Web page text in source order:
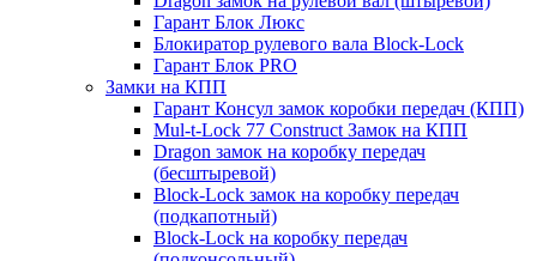
Гарант Блок Люкс
Блокиратор рулевого вала Block-Lock
Гарант Блок PRO
Замки на КПП
Гарант Консул замок коробки передач (КПП)
Mul-t-Lock 77 Construct Замок на КПП
Dragon замок на коробку передач
(бесштыревой)
Block-Lock замок на коробку передач
(подкапотный)
Block-Lock на коробку передач